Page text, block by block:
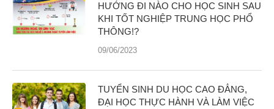
HƯỚNG ĐI NÀO CHO HỌC SINH SAU
KHI TỐT NGHIỆP TRUNG HỌC PHỔ
THÔNG!?
09/06/2023
TUYỂN SINH DU HỌC CAO ĐẲNG,
ĐẠI HỌC THỰC HÀNH VÀ LÀM VIỆC